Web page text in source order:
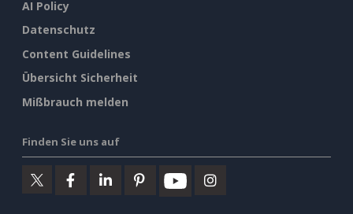
AI Policy
Datenschutz
Content Guidelines
Übersicht Sicherheit
Mißbrauch melden
Finden Sie uns auf